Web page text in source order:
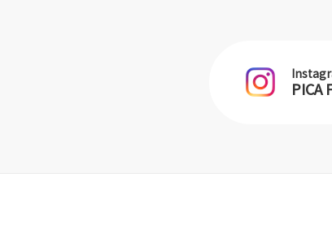
PICA